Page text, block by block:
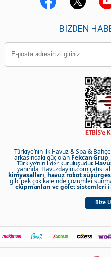
BIZDEN
Türkiye’nin ilk Havuz & Spa &
arkasındaki güç olan Pekcan Grup
Türkiye’nin lider kuruluşudur.
yanında, Havuzdayim.com çatısı
kimyasalları, havuz robot
gibi pek çok kalemde çözümler
ekipmanları ve gölet sistemleri
Bize